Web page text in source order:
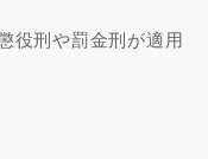
役刑や罰金刑が適用